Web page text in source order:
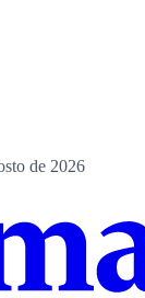
de 2026